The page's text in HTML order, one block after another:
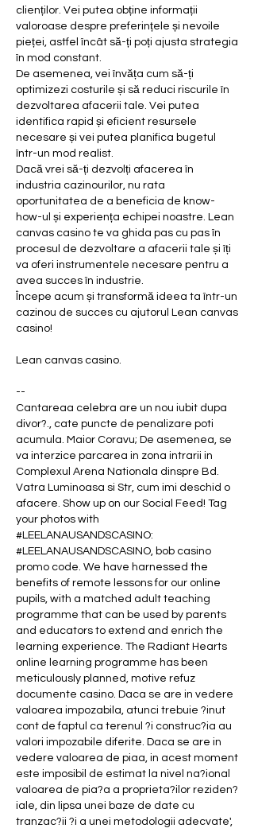
clienților. Vei putea obține informații
valoroase despre preferințele și nevoile
pieței, astfel încât să-ți poți ajusta strategia
în mod constant.
De asemenea, vei învăța cum să-ți
optimizezi costurile și să reduci riscurile în
dezvoltarea afacerii tale. Vei putea
identifica rapid și eficient resursele
necesare și vei putea planifica bugetul
într-un mod realist.
Dacă vrei să-ți dezvolți afacerea în
industria cazinourilor, nu rata
oportunitatea de a beneficia de know-
how-ul și experiența echipei noastre. Lean
canvas casino te va ghida pas cu pas în
procesul de dezvoltare a afacerii tale și îți
va oferi instrumentele necesare pentru a
avea succes în industrie.
Începe acum și transformă ideea ta într-un
cazinou de succes cu ajutorul Lean canvas
casino!
Lean canvas casino.
--
Cantareaa celebra are un nou iubit dupa
divor?., cate puncte de penalizare poti
acumula. Maior Coravu; De asemenea, se
va interzice parcarea in zona intrarii in
Complexul Arena Nationala dinspre Bd.
Vatra Luminoasa si Str, cum imi deschid o
afacere. Show up on our Social Feed! Tag
your photos with
#LEELANAUSANDSCASINO:
#LEELANAUSANDSCASINO, bob casino
promo code. We have harnessed the
benefits of remote lessons for our online
pupils, with a matched adult teaching
programme that can be used by parents
and educators to extend and enrich the
learning experience. The Radiant Hearts
online learning programme has been
meticulously planned, motive refuz
documente casino. Daca se are in vedere
valoarea impozabila, atunci trebuie ?inut
cont de faptul ca terenul ?i construc?ia au
valori impozabile diferite. Daca se are in
vedere valoarea de piaa, in acest moment
este imposibil de estimat la nivel na?ional
valoarea de pia?a a proprieta?ilor reziden?
iale, din lipsa unei baze de date cu
tranzac?ii ?i a unei metodologii adecvate',